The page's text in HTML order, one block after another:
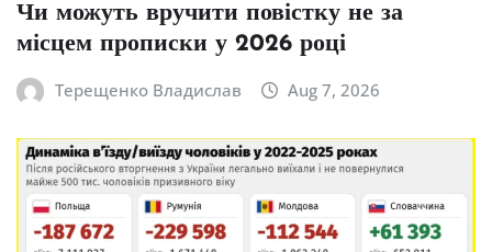
Чи можуть вручити повістку не за
місцем прописки у 2026 році
Терещенко Владислав Aug 7, 2026